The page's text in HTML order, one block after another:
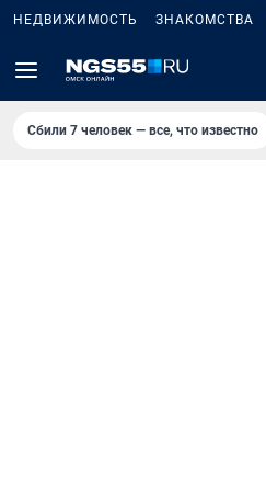
НЕДВИЖИМОСТЬ ЗНАКОМСТВА
Сбили 7 человек — все, что известно